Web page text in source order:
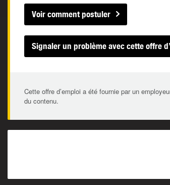
Voir comment postuler
Signaler un problème avec cette offre
Cette offre d’emploi a été fournie par un
du contenu.